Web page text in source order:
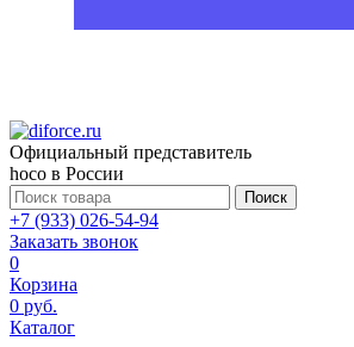
Официальный представитель
hoco в России
Поиск
+7 (933) 026-54-94
Заказать звонок
0
Корзина
0 руб.
Каталог